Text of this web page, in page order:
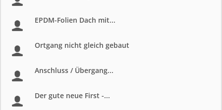
EPDM-Folien Dach mit...
Ortgang nicht gleich gebaut
Anschluss / Übergang...
Der gute neue First -...